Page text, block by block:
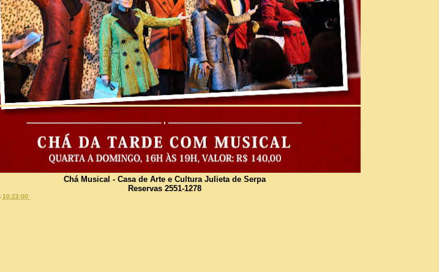
Chá Musical - Casa de Arte e Cultura Julieta de Serpa
Reservas 2551-1278
10:22:00